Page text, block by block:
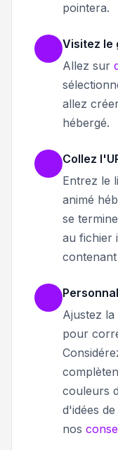
pointera.
Visitez le
Allez sur
allez
hébergé.
Collez
Entrez le
animé
se
au fichier
contenant
Ajustez
pour
couleurs
d'idées
nos